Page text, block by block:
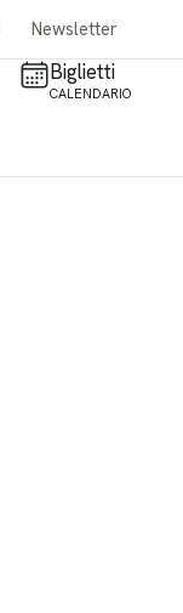
Newsletter
Biglietti
CALENDARIO